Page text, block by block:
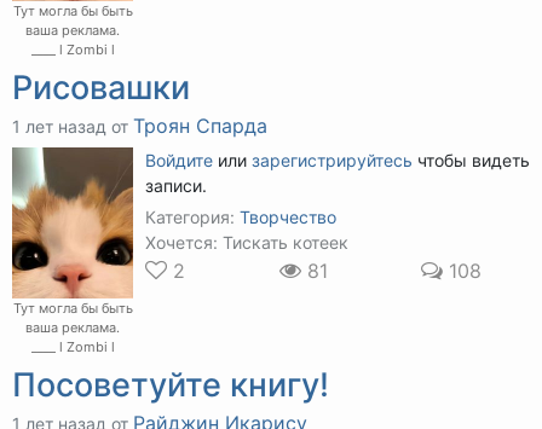
Тут могла бы быть
ваша реклама.
____ l Zombi l
Рисовашки
1 лет назад от Троян Спарда
Тут могла бы быть
ваша реклама.
____ l Zombi l
Войдите или зарегистрируйтесь чтобы видеть
записи.
Категория: Творчество
Хочется: Тискать котеек
2 81 108
Посоветуйте книгу!
1 лет назад от Райджин Икарису